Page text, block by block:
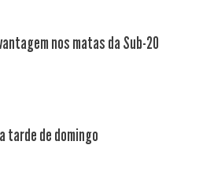
nos matas da Sub-20
tarde de domingo